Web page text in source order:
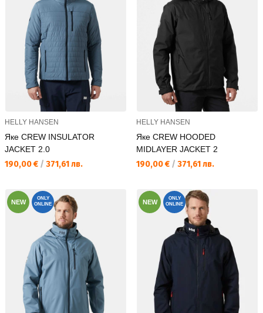
HELLY HANSEN
Яке CREW INSULATOR
JACKET 2.0
Текуща цена:
190,00 € / 371,61 лв.
HELLY HANSEN
Яке CREW HOODED
MIDLAYER JACKET 2
Текуща цена:
190,00 € / 371,61 лв.
NEW
ONLY
ONLINE
NEW
ONLY
ONLINE